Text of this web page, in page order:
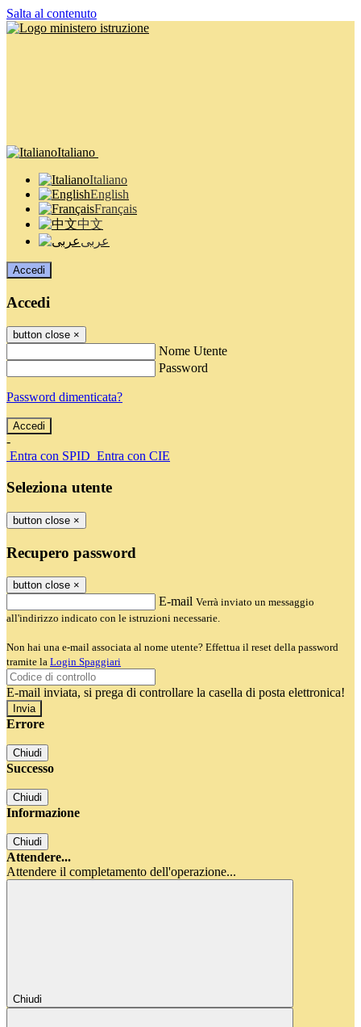
Salta al contenuto
Italiano
Italiano
English
Français
中文
عربى
Accedi
Accedi
button close ×
Nome Utente
Password
Password dimenticata?
-
Entra con SPID Entra con CIE
Seleziona utente
button close ×
Recupero password
button close ×
E-mail Verrà inviato un messaggio
all'indirizzo indicato con le istruzioni necessarie.
Non hai una e-mail associata al nome utente? Effettua il reset della password
tramite la Login Spaggiari
E-mail inviata, si prega di controllare la casella di posta elettronica!
Errore
Chiudi
Successo
Chiudi
Informazione
Chiudi
Attendere...
Attendere il completamento dell'operazione...
Chiudi